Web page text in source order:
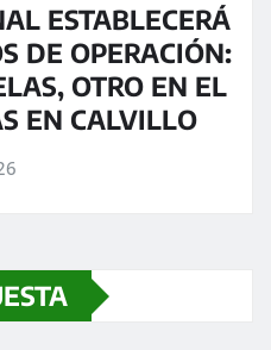
ESTABLECERÁ
DE OPERACIÓN:
OTRO EN EL
EN CALVILLO